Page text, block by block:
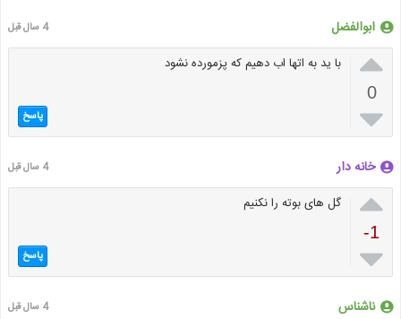
ابوالفضل 4 سال قبل

0

با ید به اتها اب دهیم که پزمورده نشود
پاسخ
خانه دار 4 سال قبل

-1

گل های بوته را نکنیم
پاسخ
ناشناس 4 سال قبل